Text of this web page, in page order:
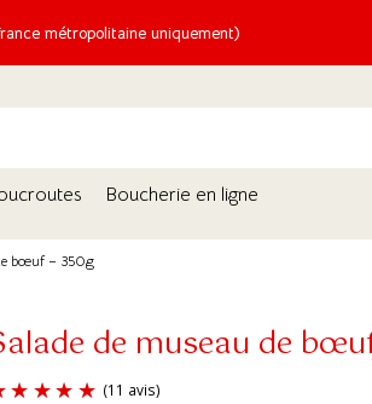
métropolitaine uniquement)
Boucherie en ligne
bœuf – 350g
de museau de